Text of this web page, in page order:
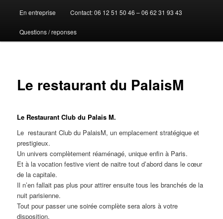
au
contenu
En entreprise Contact: 06 12 51 50 46 – 06 62 31 93 43
Questions / reponses
Le restaurant du PalaisM
Le Restaurant Club du Palais M.
Le restaurant Club du PalaisM, un emplacement stratégique et
prestigieux.
Un univers complètement réaménagé, unique enfin à Paris.
Et à la vocation festive vient de naitre tout d’abord dans le cœur
de la capitale.
Il n’en fallait pas plus pour attirer ensuite tous les branchés de la
nuit parisienne.
Tout pour passer une soirée complète sera alors à votre
disposition.